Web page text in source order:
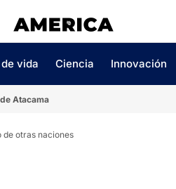
vida Ciencia Innovación
Atacama
de otras naciones